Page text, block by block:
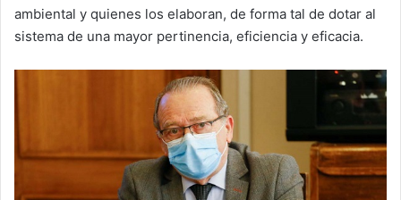
ambiental y quienes los elaboran, de forma tal de dotar al
sistema de una mayor pertinencia, eficiencia y eficacia.